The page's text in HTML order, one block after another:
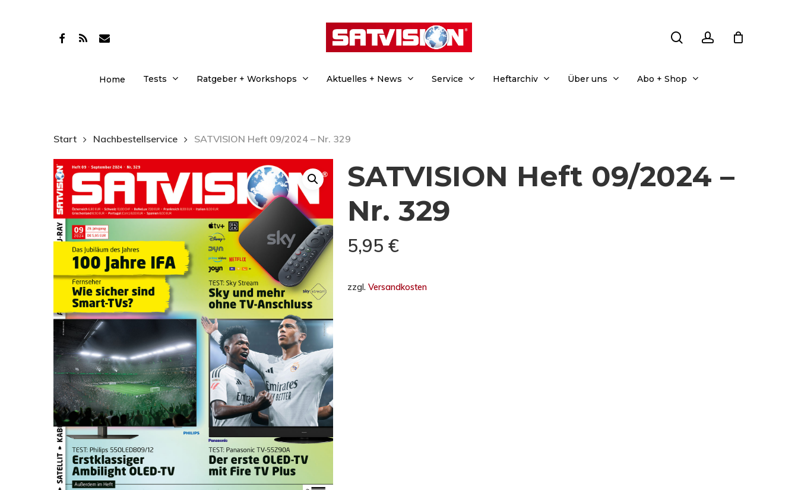
Drücken Sie Enter zum Suchen oder ESC zum Schließen.
facebook
RSS email
Home Tests Ratgeber + Workshops Aktuelles + News Service Heftarchiv Über uns Abo + Shop
Start Nachbestellservice SATVISION Heft 09/2024 – Nr. 329
SATVISION Heft 09/2024 –
Nr. 329
5,95 €
zzgl. Versandkosten